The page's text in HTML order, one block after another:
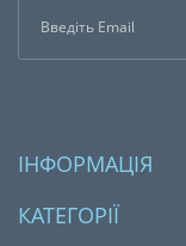
ІНФОРМАЦІЯ
КАТЕГОРІЇ